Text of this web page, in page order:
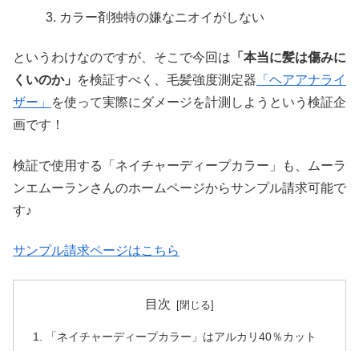
カラー剤独特の嫌なニオイがしない
というわけなのですが、そこで今回は 「本当に髪は傷みに
くいのか」
を検証すべく、毛髪強度測定器 「ヘアアナライ
ザー」
を使って実際にダメージを計測しようという検証企
画です！
検証で使用する「ネイチャーディープカラー」も、ムーラ
ンエムーランさんのホームページからサンプル請求可能で
す♪
サンプル請求ページはこちら
目次
「ネイチャーディープカラー」はアルカリ40％カット